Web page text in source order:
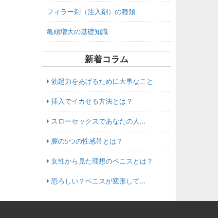
フィラー剤（注入剤）の種類
亀頭増大の基礎知識
新着コラム
勃起力をあげるために大事なこと
挿入でイカせる方法とは？
スローセックスであなたの人...
膣の5つの性感帯とは？
女性から見た理想のペニスとは？
恐ろしい？ペニスが変形して...